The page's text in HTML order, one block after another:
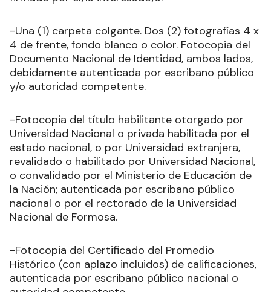
-Una (1) carpeta colgante. Dos (2) fotografías 4 x
4 de frente, fondo blanco o color. Fotocopia del
Documento Nacional de Identidad, ambos lados,
debidamente autenticada por escribano público
y/o autoridad competente.
-Fotocopia del título habilitante otorgado por
Universidad Nacional o privada habilitada por el
estado nacional, o por Universidad extranjera,
revalidado o habilitado por Universidad Nacional,
o convalidado por el Ministerio de Educación de
la Nación; autenticada por escribano público
nacional o por el rectorado de la Universidad
Nacional de Formosa.
-Fotocopia del Certificado del Promedio
Histórico (con aplazo incluidos) de calificaciones,
autenticada por escribano público nacional o